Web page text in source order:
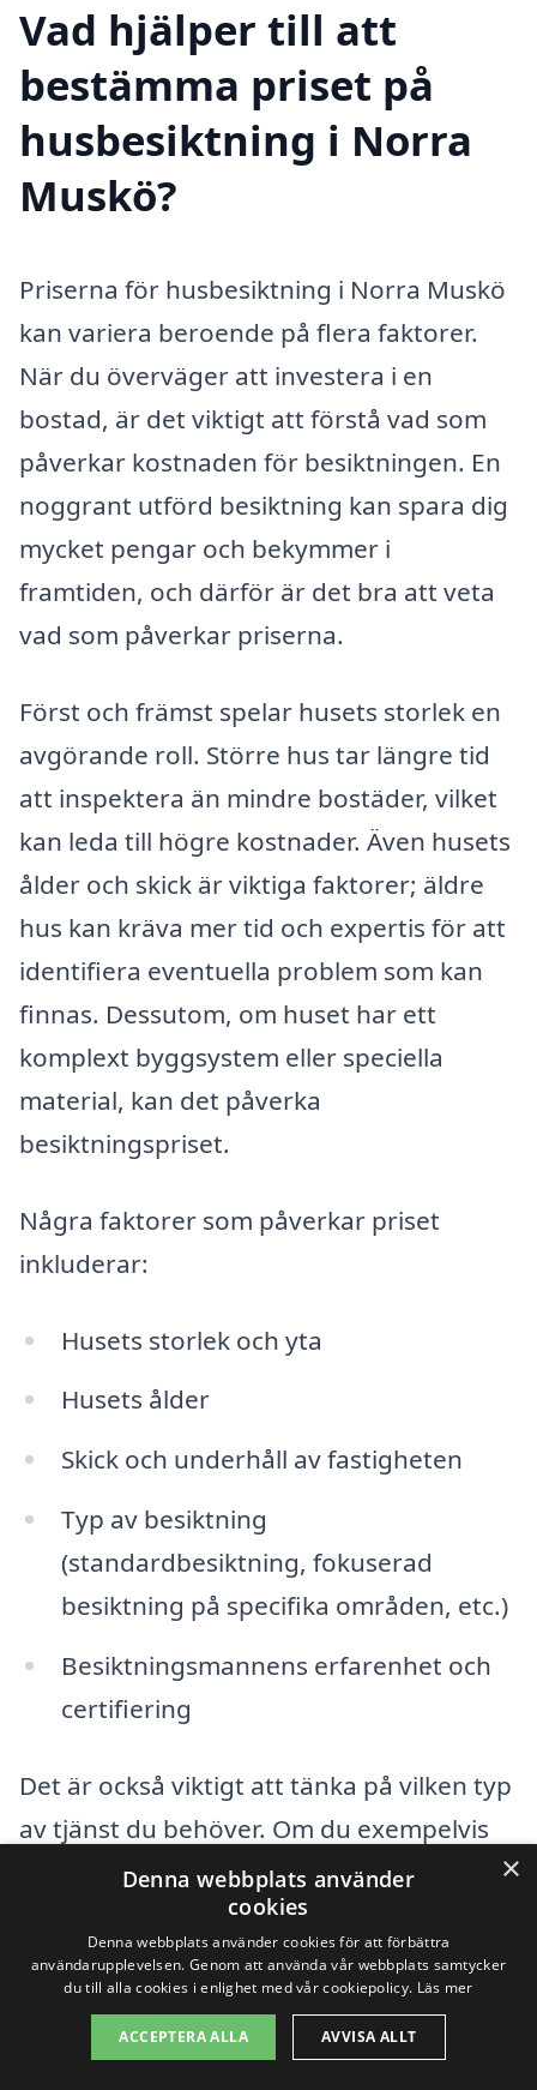
Vad hjälper till att
bestämma priset på
husbesiktning i Norra
Muskö?
Priserna för husbesiktning i Norra Muskö
kan variera beroende på flera faktorer.
När du överväger att investera i en
bostad, är det viktigt att förstå vad som
påverkar kostnaden för besiktningen. En
noggrant utförd besiktning kan spara dig
mycket pengar och bekymmer i
framtiden, och därför är det bra att veta
vad som påverkar priserna.
Först och främst spelar husets storlek en
avgörande roll. Större hus tar längre tid
att inspektera än mindre bostäder, vilket
kan leda till högre kostnader. Även husets
ålder och skick är viktiga faktorer; äldre
hus kan kräva mer tid och expertis för att
identifiera eventuella problem som kan
finnas. Dessutom, om huset har ett
komplext byggsystem eller speciella
material, kan det påverka
besiktningspriset.
Några faktorer som påverkar priset
inkluderar:
Husets storlek och yta
Husets ålder
Skick och underhåll av fastigheten
Typ av besiktning
(standardbesiktning, fokuserad
besiktning på specifika områden, etc.)
Besiktningsmannens erfarenhet och
certifiering
Det är också viktigt att tänka på vilken typ
av tjänst du behöver. Om du exempelvis
har specifika bekymmer, som misstankar
om fukt eller skador, kan det vara klokt att
anlita en specialist för en mer ingående
undersökning. Detta kan i sin tur påverka
kostnaden. Många företag erbjuder olika
×
Denna webbplats använder
cookies
Denna webbplats använder cookies för att förbättra
användarupplevelsen. Genom att använda vår webbplats samtycker
du till alla cookies i enlighet med vår cookiepolicy. Läs mer
ACCEPTERA ALLA AVVISA ALLT